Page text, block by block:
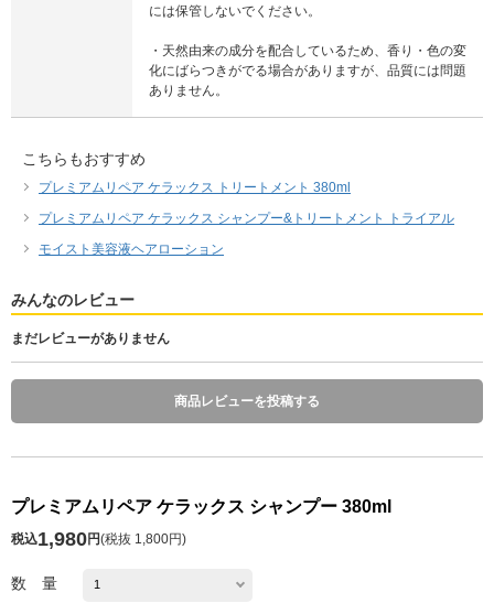
には保管しないでください。
・天然由来の成分を配合しているため、香り・色の変
化にばらつきがでる場合がありますが、品質には問題
ありません。
こちらもおすすめ
プレミアムリペア ケラックス トリートメント 380ml
プレミアムリペア ケラックス シャンプー&トリートメント トライアル
モイスト美容液ヘアローション
みんなのレビュー
まだレビューがありません
商品レビューを投稿する
プレミアムリペア ケラックス シャンプー 380ml
税込1,980円(税抜 1,800円)
数 量